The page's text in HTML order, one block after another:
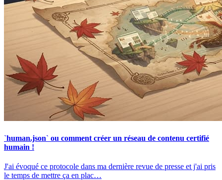
`human.json` ou comment créer un réseau de contenu certifié
humain !
J'ai évoqué ce protocole dans ma dernière revue de presse et j'ai pris
le temps de mettre ça en plac…